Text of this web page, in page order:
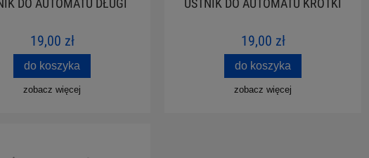
DO AUTOMATU DŁUGI
19,00 zł
do koszyka
zobacz więcej
USTNIK DO AUTOMATU KRÓTKI
19,00 zł
do koszyka
zobacz więcej